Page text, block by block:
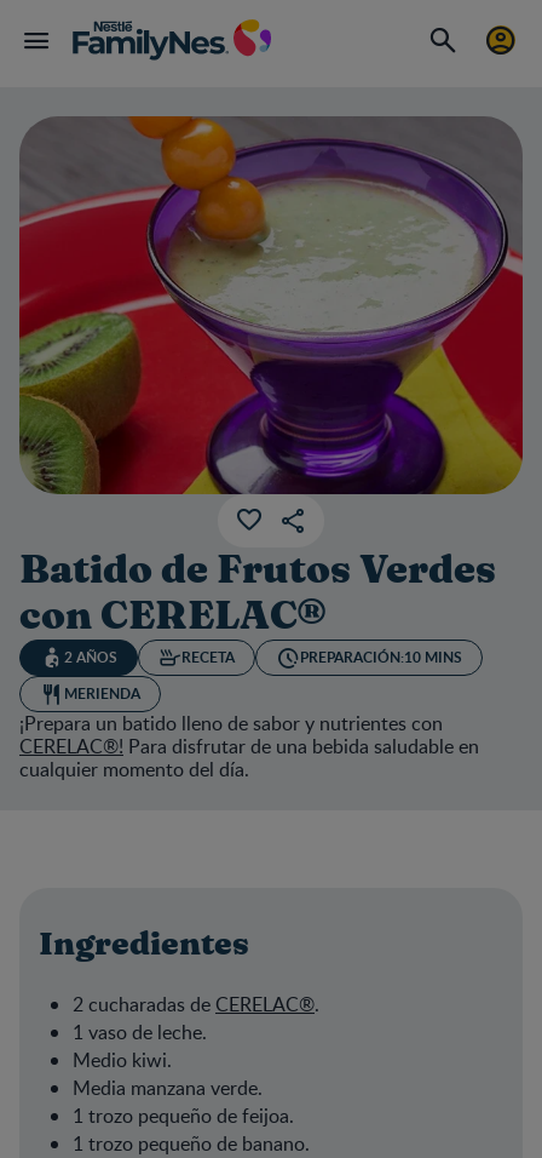
Batido de Frutos Verdes
con CERELAC®
2 AÑOS RECETA PREPARACIÓN:10 MINS
MERIENDA
¡Prepara un batido lleno de sabor y nutrientes con
CERELAC®! Para disfrutar de una bebida saludable en
cualquier momento del día.
Ingredientes
2 cucharadas de CERELAC®.
1 vaso de leche.
Medio kiwi.
Media manzana verde.
1 trozo pequeño de feijoa.
1 trozo pequeño de banano.